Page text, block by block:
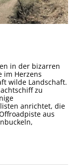
in der bizarren
im Herzens
wilde Landschaft.
zu
anrichtet, die
aus